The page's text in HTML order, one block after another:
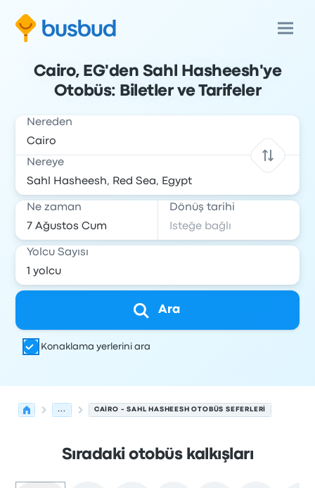
Cairo, EG'den Sahl Hasheesh'ye
Otobüs: Biletler ve Tarifeler
Nereden
Nereye
Ne zaman Dönüş tarihi
Yolcu Sayısı
Ara
Konaklama yerlerini ara
... CAIRO - SAHL HASHEESH OTOBÜS SEFERLERI
Sıradaki otobüs kalkışları